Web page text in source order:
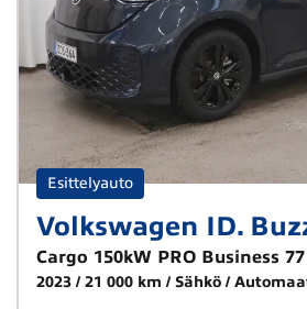
Esittelyauto
Volkswagen ID.
Cargo 150kW PRO Business
2023 21 000 km Sähkö